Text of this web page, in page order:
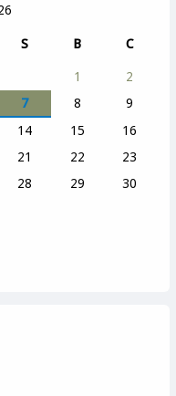
S B
C
1
2
7 8
9
14 15
16
21 22
23
28 29
30